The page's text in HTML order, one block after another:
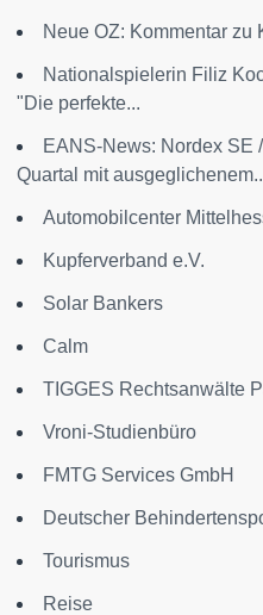
Neue OZ: Kommentar zu
Nationalspielerin Filiz
"Die perfekte...
EANS-News: Nordex SE
Quartal mit
Automobilcenter
Kupferverband e.V.
Solar Bankers
Calm
TIGGES Rechtsanwälte
Vroni-Studienbüro
FMTG Services GmbH
Deutscher
Tourismus
Reise